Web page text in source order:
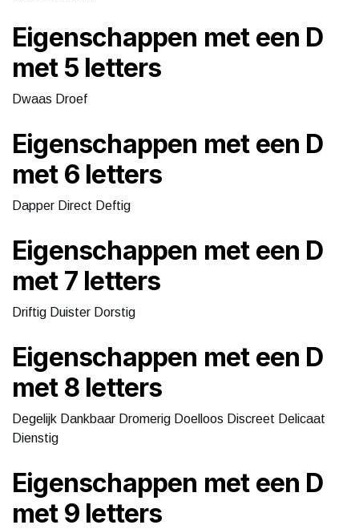
Eigenschappen met een D
met 5 letters
Dwaas Droef
Eigenschappen met een D
met 6 letters
Dapper Direct Deftig
Eigenschappen met een D
met 7 letters
Driftig Duister Dorstig
Eigenschappen met een D
met 8 letters
Degelijk Dankbaar Dromerig Doelloos Discreet Delicaat
Dienstig
Eigenschappen met een D
met 9 letters